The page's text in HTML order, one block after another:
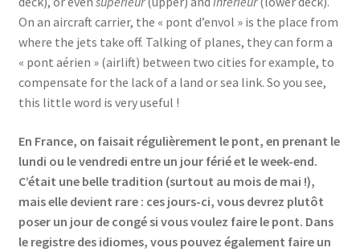
On an aircraft carrier, the « pont d’envol » is the place from
where the jets take off. Talking of planes, they can form a
« pont aérien » (airlift) between two cities for example, to
compensate for the lack of a land or sea link. So you see,
this little word is very useful !
En France, on faisait régulièrement le pont, en prenant le
lundi ou le vendredi entre un jour férié et le week-end.
C’était une belle tradition (surtout au mois de mai !),
mais elle devient rare : ces jours-ci, vous devrez plutôt
poser un jour de congé si vous voulez faire le pont. Dans
le registre des idiomes, vous pouvez également faire un